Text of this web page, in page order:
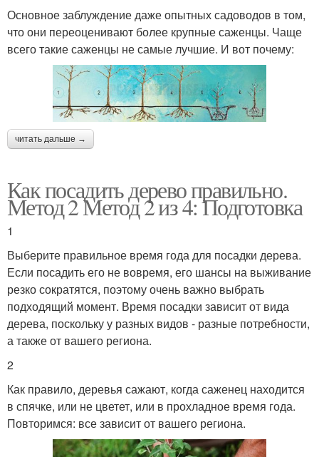
Основное заблуждение даже опытных садоводов в том,
что они переоценивают более крупные саженцы. Чаще
всего такие саженцы не самые лучшие. И вот почему:
читать дальше →
Как посадить дерево правильно.
Метод 2 Метод 2 из 4: Подготовка
1
Выберите правильное время года для посадки дерева.
Если посадить его не вовремя, его шансы на выживание
резко сократятся, поэтому очень важно выбрать
подходящий момент. Время посадки зависит от вида
дерева, поскольку у разных видов - разные потребности,
а также от вашего региона.
2
Как правило, деревья сажают, когда саженец находится
в спячке, или не цветет, или в прохладное время года.
Повторимся: все зависит от вашего региона.